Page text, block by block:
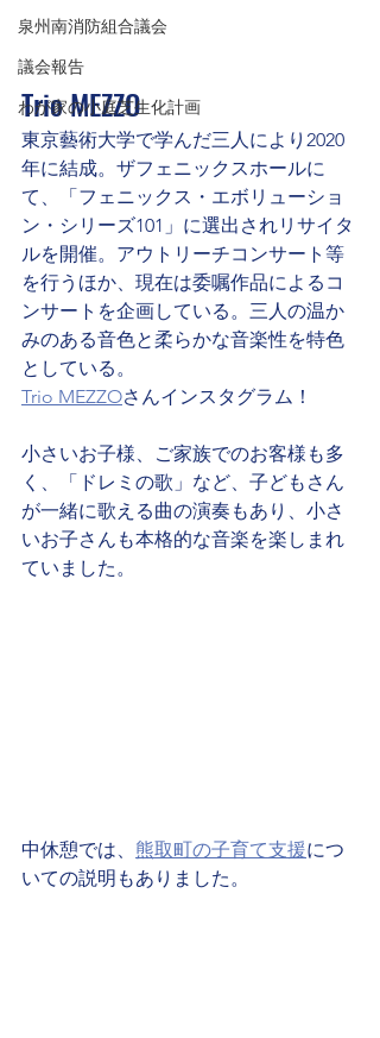
泉州南消防組合議会
議会報告
わが家の小庭芝生化計画
Trio MEZZO
東京藝術大学で学んだ三人により2020
年に結成。ザフェニックスホールに
て、「フェニックス・エボリューショ
ン・シリーズ101」に選出されリサイタ
ルを開催。アウトリーチコンサート等
を行うほか、現在は委嘱作品によるコ
ンサートを企画している。三人の温か
みのある音色と柔らかな音楽性を特色
としている。
Trio MEZZOさんインスタグラム！
小さいお子様、ご家族でのお客様も多
く、「ドレミの歌」など、子どもさん
が一緒に歌える曲の演奏もあり、小さ
いお子さんも本格的な音楽を楽しまれ
ていました。
中休憩では、 熊取町の子育て支援につ
いての説明もありました。